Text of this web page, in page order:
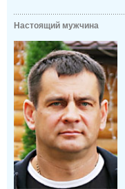
Настоящий мужчина